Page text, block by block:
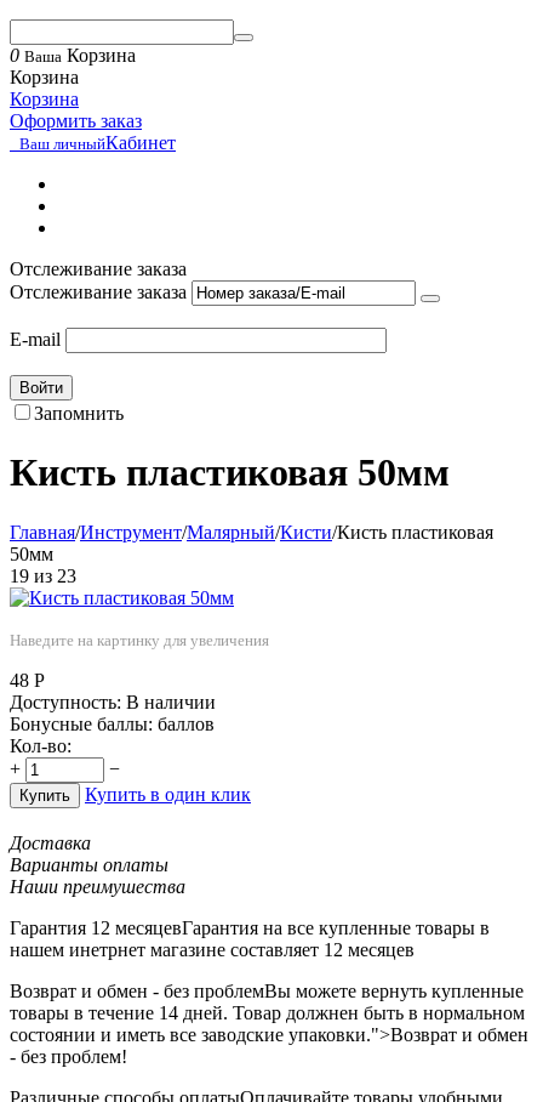
0 Ваша Корзина
Корзина
Корзина
Оформить заказ
Ваш личныйКабинет
Отслеживание заказа
Отслеживание заказа
E-mail
Войти
Запомнить
Кисть пластиковая 50мм
Главная/Инструмент/Малярный/Кисти/Кисть пластиковая
50мм
19 из 23
Наведите на картинку для увеличения
48 Р
Доступность: В наличии
Бонусные баллы: баллов
Кол-во:
+
−
Купить Купить в один клик
Доставка
Варианты оплаты
Наши преимушества
Гарантия 12 месяцевГарантия на все купленные товары в
нашем инетрнет магазине составляет 12 месяцев
Возврат и обмен - без проблемВы можете вернуть купленные
товары в течение 14 дней. Товар должнен быть в нормальном
состоянии и иметь все заводские упаковки.">Возврат и обмен
- без проблем!
Различные способы оплатыОплачивайте товары удобными